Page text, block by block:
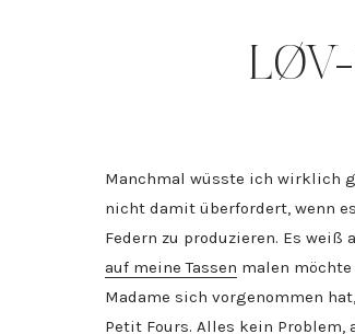
LØV-
Manchmal wüsste ich wirklich
nicht damit überfordert, wenn
Federn zu produzieren. Es
auf meine Tassen malen
Madame sich vorgenommen
Petit Fours. Alles kein Problem,